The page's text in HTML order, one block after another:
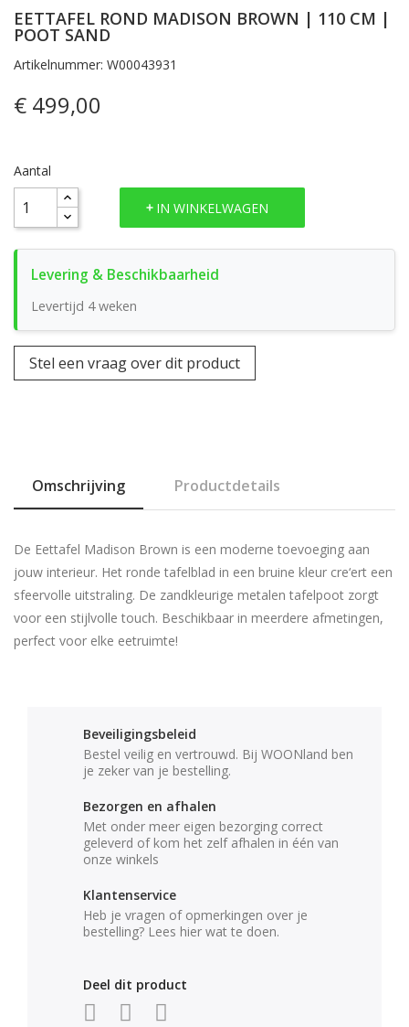
EETTAFEL ROND MADISON BROWN | 110 CM |
POOT SAND
Artikelnummer: W00043931
€ 499,00
Aantal
IN WINKELWAGEN
Levertijd 4 weken
Stel een vraag over dit product
Omschrijving Productdetails
De Eettafel Madison Brown is een moderne toevoeging aan
jouw interieur. Het ronde tafelblad in een bruine kleur cre‘ert een
sfeervolle uitstraling. De zandkleurige metalen tafelpoot zorgt
voor een stijlvolle touch. Beschikbaar in meerdere afmetingen,
perfect voor elke eetruimte!
Beveiligingsbeleid
Bestel veilig en vertrouwd. Bij WOONland ben
je zeker van je bestelling.
Bezorgen en afhalen
Met onder meer eigen bezorging correct
geleverd of kom het zelf afhalen in één van
onze winkels
Klantenservice
Heb je vragen of opmerkingen over je
bestelling? Lees hier wat te doen.
Deel dit product